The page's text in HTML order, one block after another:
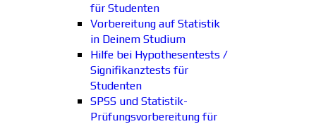
für Studenten
Vorbereitung auf Statistik
in Deinem Studium
Hilfe bei Hypothesentests /
Signifikanztests für
Studenten
SPSS und Statistik-
Prüfungsvorbereitung für